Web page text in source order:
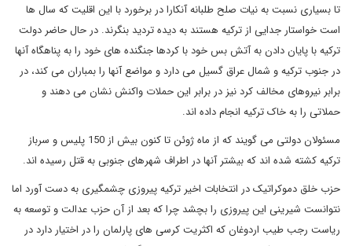
تا بسیاری نسبت به نیات صلح طلبانه آنکارا در برخورد با این اقلیت که سال ها
است خواستار جدایی از ترکیه هستند به دیده تردید بنگرند. در حال حاضر دولت
ترکیه با پایان دادن به آتش بس خود با کردها جنگنده های خود را به پناهگاه آنها
در جنوب ترکیه و شمال عراق گسیل می دارد و مواضع آنها را بمباران می کند، در
برابر نیروهای مخالف کرد نیز در برابر این حملات واکنش نشان می دهند و
حملاتی را به خاک ترکیه انجام داده اند.
مسئولان دولتی می گویند که از ماه ژوئن تا کنون بیش از 150 پلیس و سرباز
ترکیه کشته شده اند که بیشتر آنها در اطراف شهرهای جنوبی به قتل رسیده اند.
حزب خلق دموکراتیک در انتخابات اخیر ترکیه پیروزی چشمگیری به دست آورد اما
نتوانست شیرینی این پیروزی را بچشد چرا که بعد از آن حزب عدالت و توسعه به
ریاست رجب طیب اردوغان که اکثریت کرسی های پارلمان را در اختیار دارد در